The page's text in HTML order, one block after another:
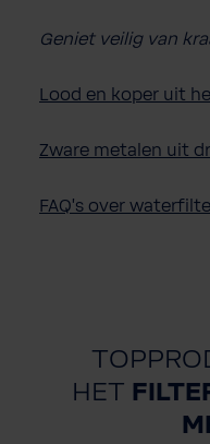
Geniet veilig van
Lood en koper uit
Zware metalen uit
FAQ's over
HET